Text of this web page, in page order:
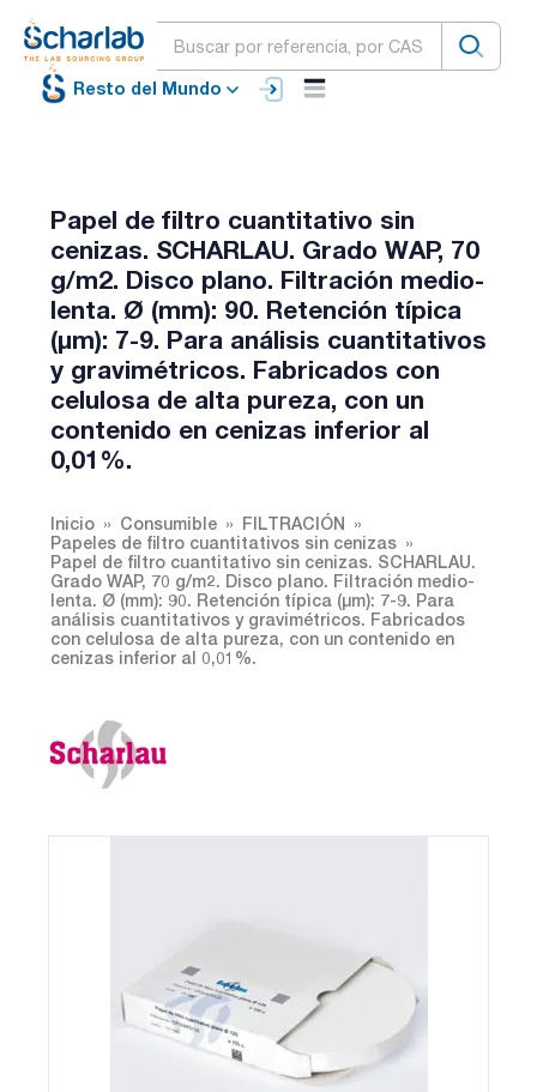
Resto del Mundo
Papel de filtro cuantitativo sin
cenizas. SCHARLAU. Grado WAP, 70
g/m2. Disco plano. Filtración medio-
lenta. Ø (mm): 90. Retención típica
(µm): 7-9. Para análisis cuantitativos
y gravimétricos. Fabricados con
celulosa de alta pureza, con un
contenido en cenizas inferior al
0,01%.
Inicio Consumible
FILTRACIÓN
Papeles de filtro cuantitativos sin cenizas
Papel de filtro cuantitativo sin cenizas. SCHARLAU.
Grado WAP, 70 g/m2. Disco plano. Filtración medio-
lenta. Ø (mm): 90. Retención típica (µm): 7-9. Para
análisis cuantitativos y gravimétricos. Fabricados
con celulosa de alta pureza, con un contenido en
cenizas inferior al 0,01%.